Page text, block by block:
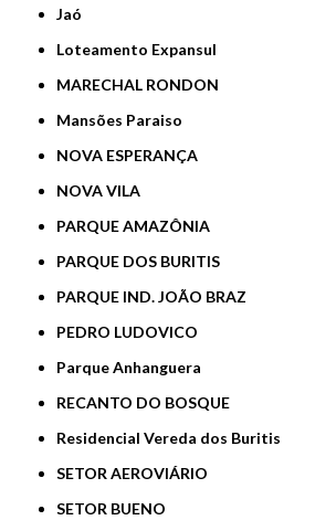
Jaó
Loteamento Expansul
MARECHAL RONDON
Mansões Paraiso
NOVA ESPERANÇA
NOVA VILA
PARQUE AMAZÔNIA
PARQUE DOS BURITIS
PARQUE IND. JOÃO BRAZ
PEDRO LUDOVICO
Parque Anhanguera
RECANTO DO BOSQUE
Residencial Vereda dos Buritis
SETOR AEROVIÁRIO
SETOR BUENO